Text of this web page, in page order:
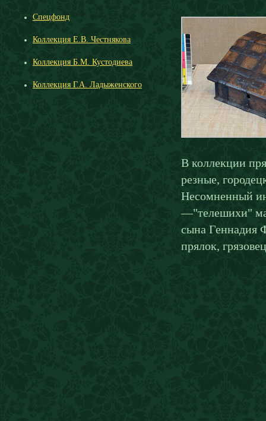
Спецфонд
Коллекция Е.В. Честнякова
Коллекция Б.М. Кустодиева
Коллекция Г.А. Ладыженского
В коллекции
резные,
Несомненный
—"телешихи"
сына Геннадия
прялок,